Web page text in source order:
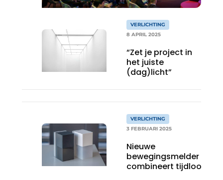
VERLICHTING
8 APRIL 2025
“Zet je project in
het juiste
(dag)licht”
VERLICHTING
3 FEBRUARI 2025
Nieuwe
bewegingsmelder
combineert tijdloos